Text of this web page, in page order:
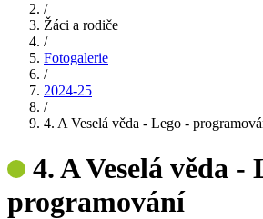
/
Žáci a rodiče
/
Fotogalerie
/
2024-25
/
4. A Veselá věda - Lego -
4. A Veselá věda -
programování